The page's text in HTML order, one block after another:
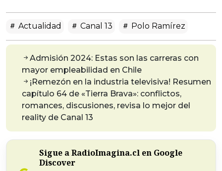
Actualidad Canal 13 Polo Ramírez
Admisión 2024: Estas son las carreras con
mayor empleabilidad en Chile
¡Remezón en la industria televisiva! Resumen
capítulo 64 de «Tierra Brava»: conflictos,
romances, discusiones, revisa lo mejor del
reality de Canal 13
Sigue a RadioImagina.cl en Google
Discover